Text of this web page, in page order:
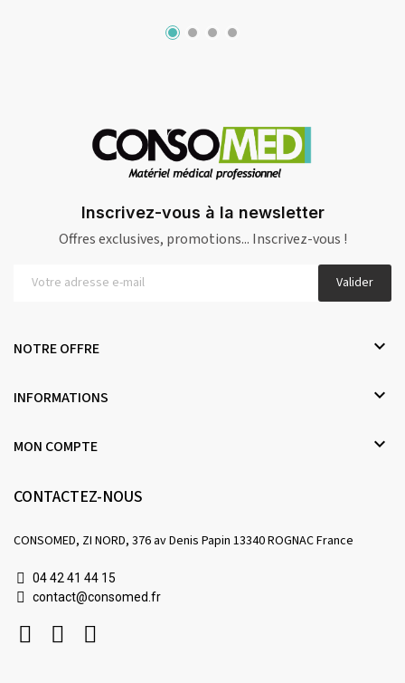
Inscrivez-vous à la newsletter
Offres exclusives, promotions... Inscrivez-vous !
Valider
NOTRE OFFRE 
INFORMATIONS 
MON COMPTE 
CONTACTEZ-NOUS
CONSOMED, ZI NORD, 376 av Denis Papin 13340 ROGNAC France
04 42 41 44 15
contact@consomed.fr